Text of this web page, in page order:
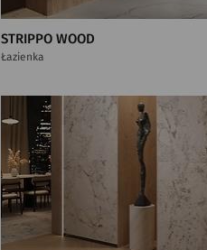
STRIPPO WOOD
Łazienka